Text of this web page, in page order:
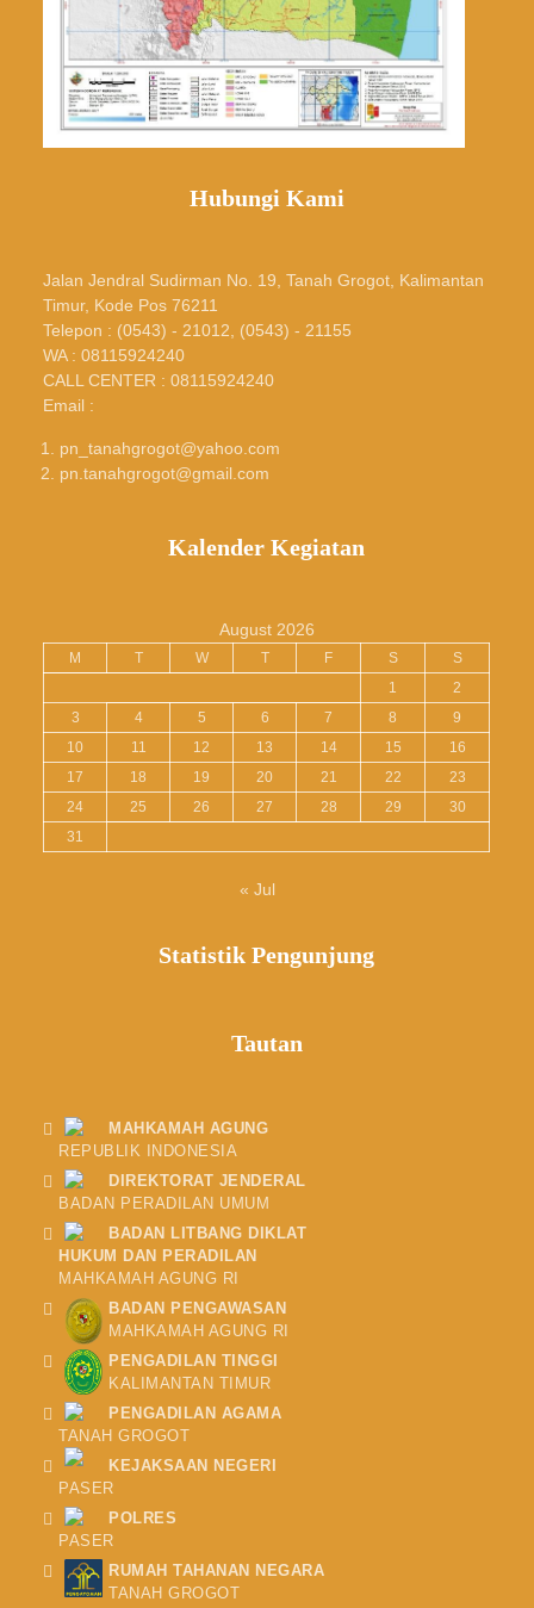
Hubungi Kami
Jalan Jendral Sudirman No. 19, Tanah Grogot, Kalimantan
Timur, Kode Pos 76211
Telepon : (0543) - 21012, (0543) - 21155
WA : 08115924240
CALL CENTER : 08115924240
Email :
pn_tanahgrogot@yahoo.com
pn.tanahgrogot@gmail.com
Kalender Kegiatan
August 2026
M T W T F S
S
1
2
3
4 5 6 7 8
9
10
11 12 13 14 15
16
17
18 19 20 21 22
23
24
25 26 27 28 29
30
31
« Jul
Statistik Pengunjung
Tautan
MAHKAMAH AGUNG
REPUBLIK INDONESIA
DIREKTORAT JENDERAL
BADAN PERADILAN UMUM
BADAN LITBANG DIKLAT
HUKUM DAN PERADILAN
MAHKAMAH AGUNG RI
BADAN PENGAWASAN
MAHKAMAH AGUNG RI
PENGADILAN TINGGI
KALIMANTAN TIMUR
PENGADILAN AGAMA
TANAH GROGOT
KEJAKSAAN NEGERI
PASER
POLRES
PASER
RUMAH TAHANAN NEGARA
TANAH GROGOT